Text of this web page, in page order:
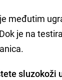
međutim
je na
sluzokoži